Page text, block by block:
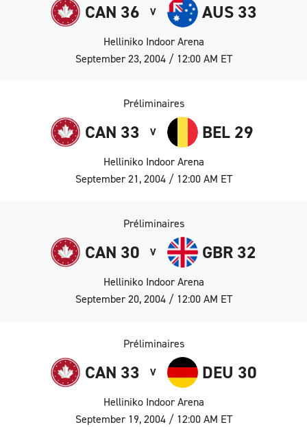
CAN 36 V AUS 33
Helliniko Indoor Arena
September 23, 2004 / 12:00 AM ET
Préliminaires
CAN 33 V BEL 29
Helliniko Indoor Arena
September 21, 2004 / 12:00 AM ET
Préliminaires
CAN 30 V GBR 32
Helliniko Indoor Arena
September 20, 2004 / 12:00 AM ET
Préliminaires
CAN 33 V DEU 30
Helliniko Indoor Arena
September 19, 2004 / 12:00 AM ET